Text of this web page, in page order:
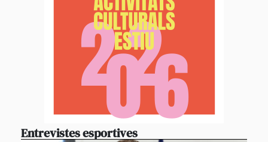
Entrevistes esportives